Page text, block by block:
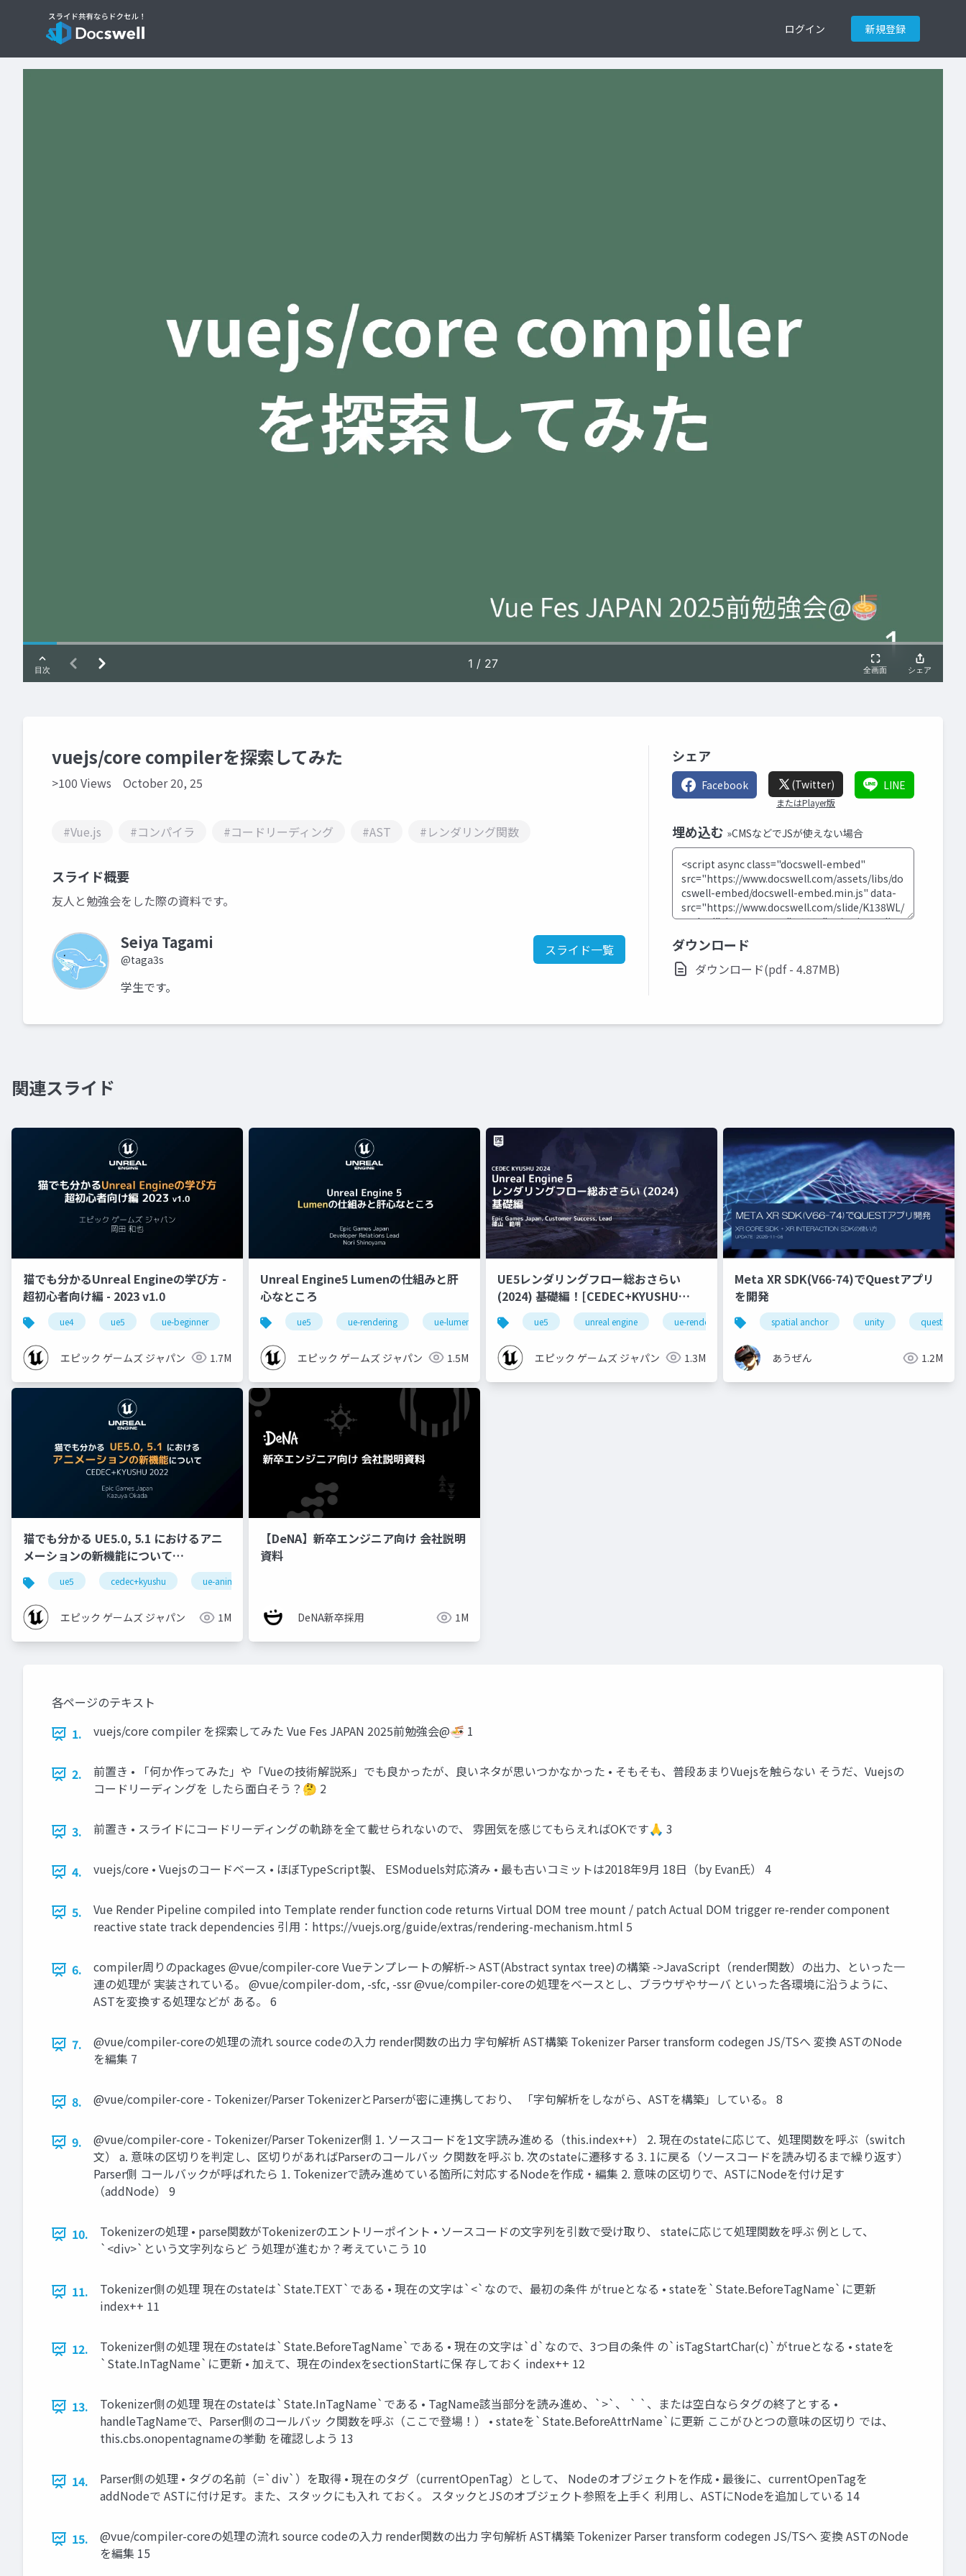
ログイン 新規登録
vuejs/core compilerを探索してみた
>100 Views October 20, 25
#Vue.js #コンパイラ #コードリーディング #AST #レンダリング関数
スライド概要
友人と勉強会をした際の資料です。
Seiya Tagami
@taga3s
スライド一覧
学生です。
シェア
Facebook (Twitter)
またはPlayer版
LINE
埋め込む »CMSなどでJSが使えない場合
ダウンロード
ダウンロード(pdf - 4.87MB)
関連スライド
猫でも分かるUnreal Engineの学び方 -
超初心者向け編 - 2023 v1.0
ue4 ue5 ue-beginner
エピック ゲームズ ジャパン 1.7M
Unreal Engine5 Lumenの仕組みと肝
心なところ
ue5 ue-rendering ue-lumen
エピック ゲームズ ジャパン 1.5M
UE5レンダリングフロー総おさらい
(2024) 基礎編！[CEDEC+KYUSHU
2024] ue5 unreal engine ue-rendering
エピック ゲームズ ジャパン 1.3M
Meta XR SDK(V66-74)でQuestアプリ
を開発
spatial anchor unity quest pro
あうぜん 1.2M
猫でも分かる UE5.0, 5.1 におけるアニ
メーションの新機能について
【CEDEC+KYUSHU 2022】
ue5 cedec+kyushu ue-animation
エピック ゲームズ ジャパン 1M
【DeNA】新卒エンジニア向け 会社説明
資料
DeNA新卒採用 1M
各ページのテキスト
1.
vuejs/core compiler を探索してみた Vue Fes JAPAN 2025前勉強会@🍜 1
2.
前置き • 「何か作ってみた」や「Vueの技術解説系」でも良かったが、良いネタが思いつかなかった • そもそも、普段あまりVuejsを触らない そうだ、Vuejsの
コードリーディングを したら面白そう？🤔 2
3. 前置き • スライドにコードリーディングの軌跡を全て載せられないので、 雰囲気を感じてもらえればOKです🙏 3
4. vuejs/core • Vuejsのコードベース • ほぼTypeScript製、 ESModuels対応済み • 最も古いコミットは2018年9月 18日（by Evan氏） 4
5.
Vue Render Pipeline compiled into Template render function code returns Virtual DOM tree mount / patch Actual DOM trigger re-render component
reactive state track dependencies 引用：https://vuejs.org/guide/extras/rendering-mechanism.html 5
6.
compiler周りのpackages @vue/compiler-core Vueテンプレートの解析-> AST(Abstract syntax tree)の構築 ->JavaScript（render関数）の出力、といった一
連の処理が 実装されている。 @vue/compiler-dom, -sfc, -ssr @vue/compiler-coreの処理をベースとし、ブラウザやサーバ といった各環境に沿うように、
ASTを変換する処理などが ある。 6
7.
@vue/compiler-coreの処理の流れ source codeの入力 render関数の出力 字句解析 AST構築 Tokenizer Parser transform codegen JS/TSへ 変換 ASTのNode
を編集 7
8. @vue/compiler-core - Tokenizer/Parser TokenizerとParserが密に連携しており、 「字句解析をしながら、ASTを構築」している。 8
9.
@vue/compiler-core - Tokenizer/Parser Tokenizer側 1. ソースコードを1文字読み進める（this.index++） 2. 現在のstateに応じて、処理関数を呼ぶ（switch
文） a. 意味の区切りを判定し、区切りがあればParserのコールバッ ク関数を呼ぶ b. 次のstateに遷移する 3. 1に戻る（ソースコードを読み切るまで繰り返す）
Parser側 コールバックが呼ばれたら 1. Tokenizerで読み進めている箇所に対応するNodeを作成・編集 2. 意味の区切りで、ASTにNodeを付け足す
（addNode） 9
10.
Tokenizerの処理 • parse関数がTokenizerのエントリーポイント • ソースコードの文字列を引数で受け取り、 stateに応じて処理関数を呼ぶ 例として、
`<div>`という文字列ならど う処理が進むか？考えていこう 10
11.
Tokenizer側の処理 現在のstateは`State.TEXT`である • 現在の文字は`<`なので、最初の条件 がtrueとなる • stateを`State.BeforeTagName`に更新
index++ 11
12.
Tokenizer側の処理 現在のstateは`State.BeforeTagName`である • 現在の文字は`d`なので、3つ目の条件 の`isTagStartChar(c)`がtrueとなる • stateを
`State.InTagName`に更新 • 加えて、現在のindexをsectionStartに保 存しておく index++ 12
13.
Tokenizer側の処理 現在のstateは`State.InTagName`である • TagName該当部分を読み進め、`>`、 ` `、または空白ならタグの終了とする •
handleTagNameで、Parser側のコールバッ ク関数を呼ぶ（ここで登場！） • stateを`State.BeforeAttrName`に更新 ここがひとつの意味の区切り では、
this.cbs.onopentagnameの挙動 を確認しよう 13
14.
Parser側の処理 • タグの名前（=`div`）を取得 • 現在のタグ（currentOpenTag）として、 Nodeのオブジェクトを作成 • 最後に、currentOpenTagを
addNodeで ASTに付け足す。また、スタックにも入れ ておく。 スタックとJSのオブジェクト参照を上手く 利用し、ASTにNodeを追加している 14
15.
@vue/compiler-coreの処理の流れ source codeの入力 render関数の出力 字句解析 AST構築 Tokenizer Parser transform codegen JS/TSへ 変換 ASTのNode
を編集 15